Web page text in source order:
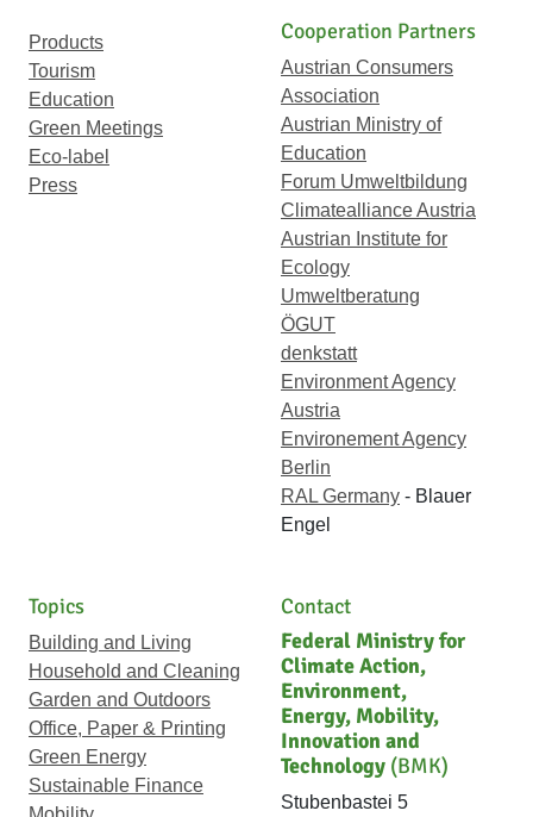
Products
Tourism
Education
Green Meetings
Eco-label
Press
Cooperation Partners
Austrian Consumers
Association
Austrian Ministry of
Education
Forum Umweltbildung
Climatealliance Austria
Austrian Institute for
Ecology
Umweltberatung
ÖGUT
denkstatt
Environment Agency
Austria
Environement Agency
Berlin
RAL Germany - Blauer
Engel
Topics
Building and Living
Household and Cleaning
Garden and Outdoors
Office, Paper & Printing
Green Energy
Sustainable Finance
Contact
Federal Ministry for
Climate Action,
Environment,
Energy, Mobility,
Innovation and
Technology (BMK)
Stubenbastei 5